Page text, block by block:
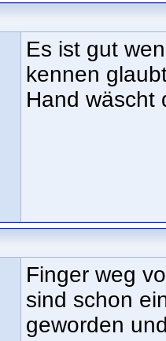
Es ist gut
kennen
Hand
Finger weg
sind schon
geworden